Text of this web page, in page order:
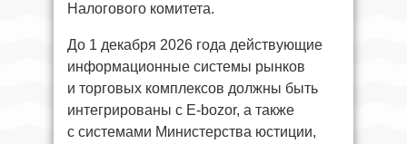
Налогового комитета.
До 1 декабря 2026 года действующие
информационные системы рынков
и торговых комплексов должны быть
интегрированы с E-bozor, а также
с системами Министерства юстиции,